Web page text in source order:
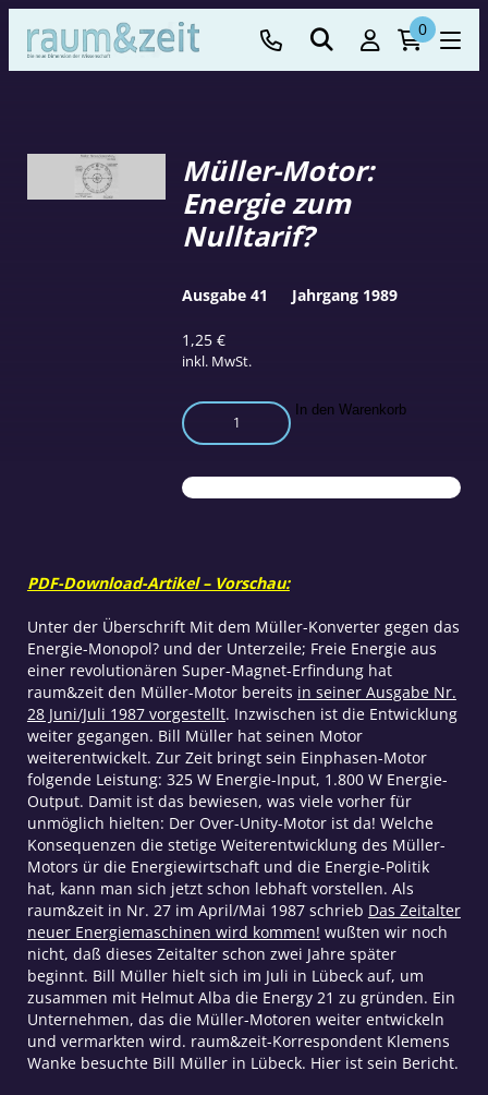
0
Müller-Motor:
Energie zum
Nulltarif?
1,25€
inkl. MwSt.
Müller-
Motor:
zum
Nulltarif?
In den Warenkorb
Ausgabe 41 Jahrgang 1989
PDF-Download-Artikel – Vorschau:
Unter der Überschrift Mit dem Müller-Konverter gegen das
Energie-Monopol? und der Unterzeile; Freie Energie aus
einer revolutionären Super-Magnet-Erfindung hat
raum&zeit den Müller-Motor bereits in seiner Ausgabe Nr.
28 Juni/Juli 1987 vorgestellt. Inzwischen ist die Entwicklung
weiter gegangen. Bill Müller hat seinen Motor
weiterentwickelt. Zur Zeit bringt sein Einphasen-Motor
folgende Leistung: 325 W Energie-Input, 1.800 W Energie-
Output. Damit ist das bewiesen, was viele vorher für
unmöglich hielten: Der Over-Unity-Motor ist da! Welche
Konsequenzen die stetige Weiterentwicklung des Müller-
Motors ür die Energiewirtschaft und die Energie-Politik
hat, kann man sich jetzt schon lebhaft vorstellen. Als
raum&zeit in Nr. 27 im April/Mai 1987 schrieb Das Zeitalter
neuer Energiemaschinen wird kommen! wußten wir noch
nicht, daß dieses Zeitalter schon zwei Jahre später
beginnt. Bill Müller hielt sich im Juli in Lübeck auf, um
zusammen mit Helmut Alba die Energy 21 zu gründen. Ein
Unternehmen, das die Müller-Motoren weiter entwickeln
und vermarkten wird. raum&zeit-Korrespondent Klemens
Wanke besuchte Bill Müller in Lübeck. Hier ist sein Bericht.